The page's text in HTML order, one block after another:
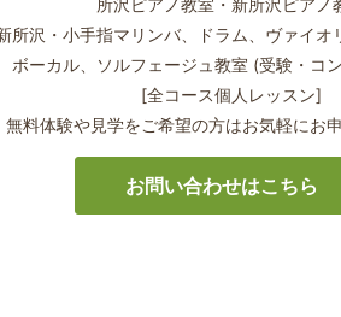
所沢ピアノ教室・新所沢ピアノ
所沢・小手指マリンバ、ドラム、ヴァイオ
ボーカル、ソルフェージュ教室 (受験・コ
[全コース個人レッスン]
無料体験や見学をご希望の方はお気軽にお
お問い合わせはこちら